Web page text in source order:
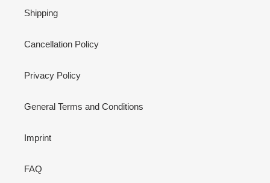
Shipping
Cancellation Policy
Privacy Policy
General Terms and Conditions
Imprint
FAQ